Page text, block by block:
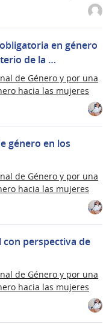
en género
de la …
de Género y por una
hacia las mujeres
género en los
de Género y por una
hacia las mujeres
con perspectiva de
de Género y por una
hacia las mujeres